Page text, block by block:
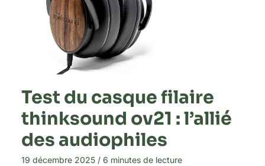
Test du casque filaire
thinksound ov21 : l’allié
des audiophiles
19 décembre 2025 / 6 minutes de lecture